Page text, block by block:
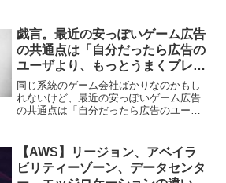
セスをサービス目標に照らして管理し
て、パフォーマンスを...
戯言。最近の安っぽいゲーム広告
の共通点は「自分だったら広告の
ユーザより、もっとうまくプレー
ができるかもしれない」と思わせ
るものばかり
同じ系統のゲーム会社ばかりなのかもし
れないけど、最近の安っぽいゲーム広告
の共通点は「自分だったら広告のユーザ
う。たぶん、ほとんどが中華系のゲー
ム。で、もう言いたいことを...
【AWS】リージョン、アベイラ
ビリティーゾーン、データセンタ